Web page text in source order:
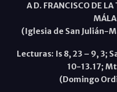
A D. FRANCISCO DE LA
(Iglesia de San Julián-
Lecturas: Is 8, 23 – 9, 3;
10-13.17;
(Domingo